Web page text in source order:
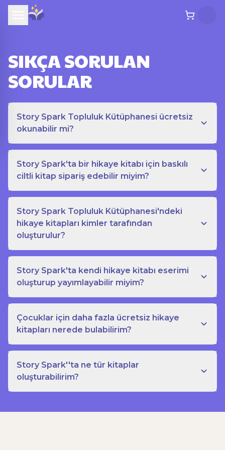
SIKÇA SORULAN
SORULAR
Story Spark Topluluk Kütüphanesi ücretsiz
okunabilir mi?
Story Spark'ta bir hikaye kitabı için baskılı
ciltli kitap sipariş edebilir miyim?
Story Spark Topluluk Kütüphanesi'ndeki
hikaye kitapları kimler tarafından
oluşturulur?
Story Spark'ta kendi hikaye kitabı eserimi
oluşturup yayımlayabilir miyim?
Çocuklar için daha fazla ücretsiz hikaye
kitapları nerede bulabilirim?
Story Spark''ta ne tür kitaplar
oluşturabilirim?